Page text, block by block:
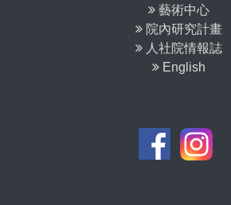
藝術中心
院內研究計畫
人社院情報誌
English